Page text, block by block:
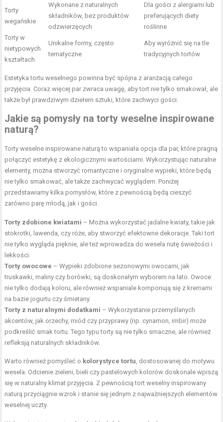
Torty
wegańskie
Wykonane z naturalnych
składników, bez produktów
odzwierzęcych
Dla gości z alergiami lub
preferujących diety
roślinne
Torty w
nietypowych
kształtach
Unikalne formy, często
tematyczne
Aby wyróżnić się na tle
tradycyjnych tortów
Estetyka tortu weselnego powinna być spójna z aranżacją całego
przyjęcia. Coraz więcej par zwraca uwagę, aby tort nie tylko smakował, ale
także był prawdziwym dziełem sztuki, które zachwyci gości.
Jakie są pomysły na torty weselne inspirowane
naturą?
Torty weselne inspirowane naturą to wspaniała opcja dla par, które pragną
połączyć estetykę z ekologicznymi wartościami. Wykorzystując naturalne
elementy, można stworzyć romantyczne i oryginalne wypieki, które będą
nie tylko smakować, ale także zachwycać wyglądem. Poniżej
przedstawiamy kilka pomysłów, które z pewnością będą cieszyć
zarówno parę młodą, jak i gości.
Torty zdobione kwiatami – Można wykorzystać jadalne kwiaty, takie jak
stokrotki, lawenda, czy róże, aby stworzyć efektowne dekoracje. Taki tort
nie tylko wygląda pięknie, ale też wprowadza do wesela nutę świeżości i
lekkości.
Torty owocowe – Wypieki zdobione sezonowymi owocami, jak
truskawki, maliny czy borówki, są doskonałym wyborem na lato. Owoce
nie tylko dodają koloru, ale również wspaniale komponują się z kremami
na bazie jogurtu czy śmietany.
Torty z naturalnymi dodatkami – Wykorzystanie przemyślanych
akcentów, jak orzechy, miód czy przyprawy (np. cynamon, imbir) może
podkreślić smak tortu. Tego typu torty są nie tylko smaczne, ale również
refleksją naturalnych składników.
Warto również pomyśleć o kolorystyce tortu , dostosowanej do motywu
wesela. Odcienie zieleni, bieli czy pastelowych kolorów doskonale wpiszą
się w naturalny klimat przyjęcia. Z pewnością tort weselny inspirowany
naturą przyciągnie wzrok i stanie się jednym z najważniejszych elementów
weselnej uczty.